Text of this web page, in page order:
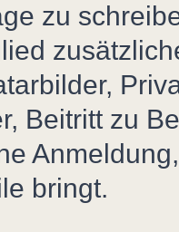
zu
Beitritt zu
bringt.